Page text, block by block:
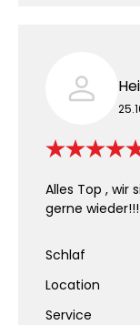
Alles Top , wir
gerne wieder!!!
Schlaf
Location
Service